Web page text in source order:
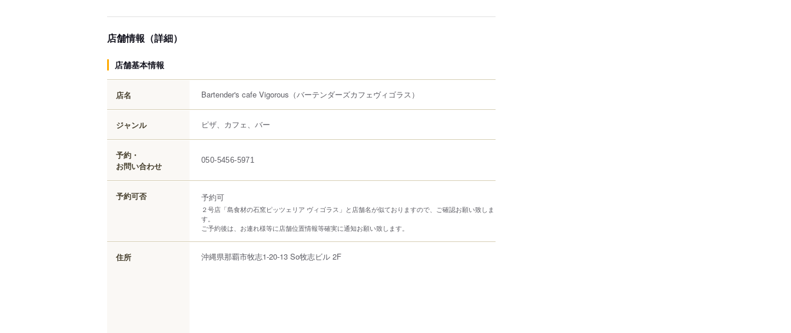
店舗情報（詳細）
店舗基本情報
店名 Bartender's cafe Vigorous （バーテンダーズカフェヴィゴラス）
ジャンル ピザ、カフェ、バー
予約・
お問い合わせ
050-5456-5971
予約可否 予約可
２号店「島食材の石窯ピッツェリア ヴィゴラス」と店舗名が似ておりますので、ご確認お願い致しま
す。
ご予約後は、お連れ様等に店舗位置情報等確実に通知お願い致します。
住所 沖縄県那覇市牧志1-20-13 So牧志ビル 2F